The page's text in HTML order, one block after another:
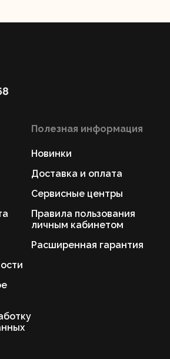
Полезная информация
Новинки
Доставка и оплата
Сервисные центры
Правила пользования
личным кабинетом
Расширенная гарантия